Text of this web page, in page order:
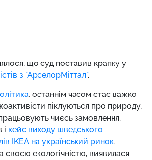
що суд поставив крапку у
з "АрселорМіттал".
, останнім часом стає важко
піклуються про природу,
чиєсь замовлення.
і кейс виходу шведського
IKEA на український ринок.
своєю екологічністю, виявилася